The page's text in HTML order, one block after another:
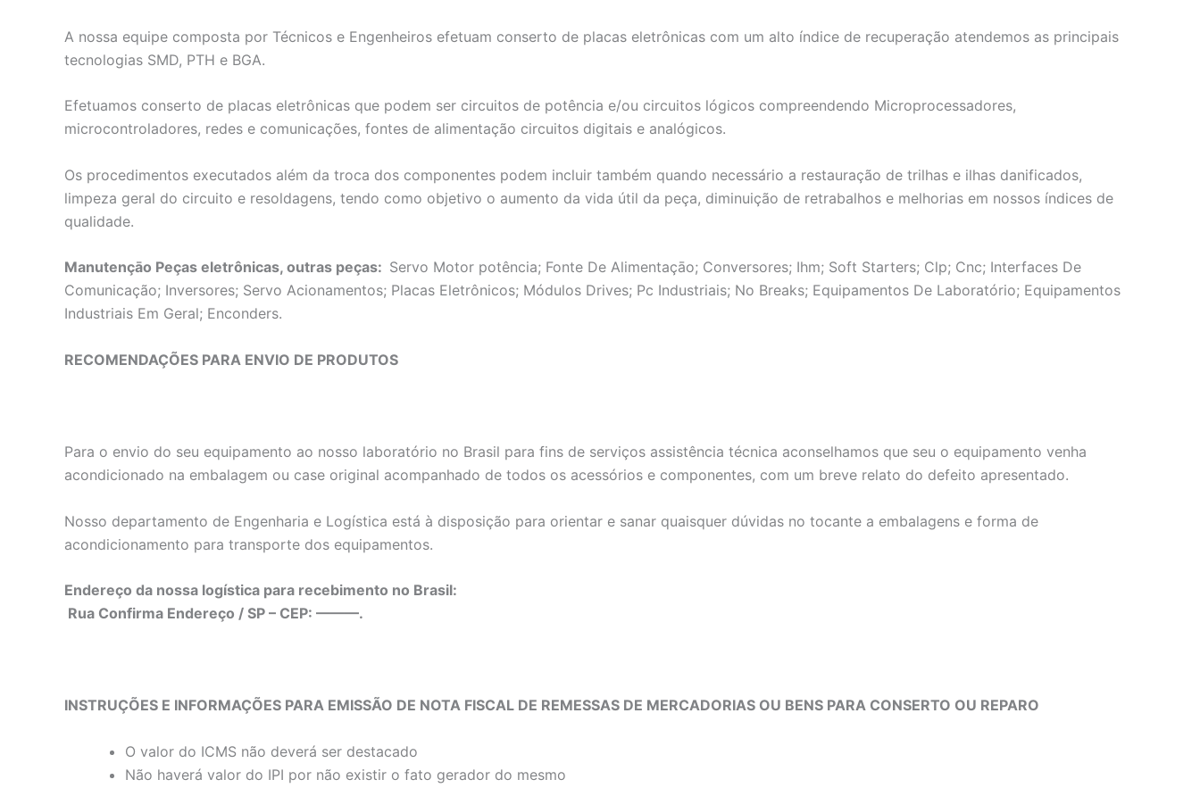
A nossa equipe composta por Técnicos e Engenheiros efetuam conserto de placas eletrônicas com um alto índice de recuperação atendemos as principais
tecnologias SMD, PTH e BGA.
Efetuamos conserto de placas eletrônicas que podem ser circuitos de potência e/ou circuitos lógicos compreendendo Microprocessadores,
microcontroladores, redes e comunicações, fontes de alimentação circuitos digitais e analógicos.
Os procedimentos executados além da troca dos componentes podem incluir também quando necessário a restauração de trilhas e ilhas danificados,
limpeza geral do circuito e resoldagens, tendo como objetivo o aumento da vida útil da peça, diminuição de retrabalhos e melhorias em nossos índices de
qualidade.
Manutençāo Peças eletrônicas, outras peças: Servo Motor potência; Fonte De Alimentaçāo; Conversores; Ihm; Soft Starters; Clp; Cnc; Interfaces De
Comunicação; Inversores; Servo Acionamentos; Placas Eletrônicos; Módulos Drives; Pc Industriais; No Breaks; Equipamentos De Laboratório; Equipamentos
Industriais Em Geral; Enconders.
RECOMENDAÇÕES PARA ENVIO DE PRODUTOS
Para o envio do seu equipamento ao nosso laboratório no Brasil para fins de serviços assistência técnica aconselhamos que seu o equipamento venha
acondicionado na embalagem ou case original acompanhado de todos os acessórios e componentes, com um breve relato do defeito apresentado.
Nosso departamento de Engenharia e Logística está à disposição para orientar e sanar quaisquer dúvidas no tocante a embalagens e forma de
acondicionamento para transporte dos equipamentos.
Endereço da nossa logística para recebimento no Brasil:
Rua Confirma Endereço / SP – CEP: ———.
INSTRUÇÕES E INFORMAÇÕES PARA EMISSÃO DE NOTA FISCAL DE REMESSAS DE MERCADORIAS OU BENS PARA CONSERTO OU REPARO
O valor do ICMS não deverá ser destacado
Não haverá valor do IPI por não existir o fato gerador do mesmo